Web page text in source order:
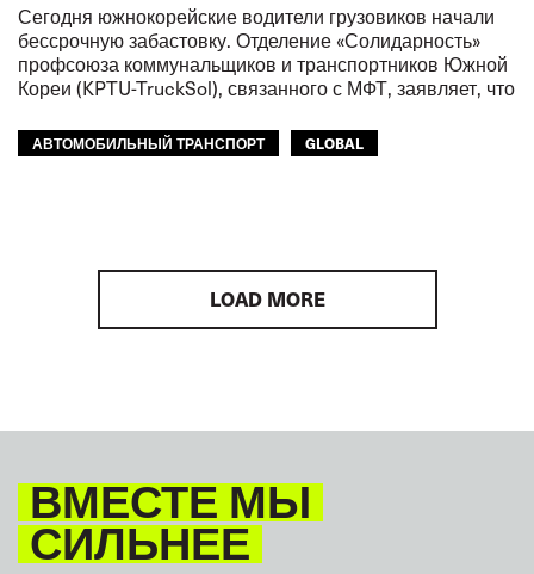
Сегодня южнокорейские водители грузовиков начали
бессрочную забастовку. Отделение «Солидарность»
профсоюза коммунальщиков и транспортников Южной
Кореи (KPTU-TruckSol), связанного с МФТ, заявляет, что
АВТОМОБИЛЬНЫЙ ТРАНСПОРТ GLOBAL
LOAD MORE
ВМЕСТЕ МЫ
СИЛЬНЕЕ